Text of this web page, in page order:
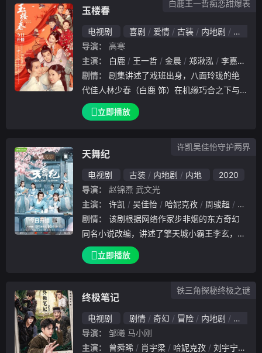
玉楼春
电视剧 喜剧 爱情 古装 内地剧
内地
导演：
高寒
主演：
白鹿 王一哲 金晨 郑湫泓 李嘉琦
剧情：
代佳人林少春（白鹿 饰）在机缘巧合之下与
当朝首辅之子孙玉楼（王一哲 饰）相爱，从
而嫁入了钟鸣鼎食的孙家。刚开始的时候，因
凭着自身
立即播放
白鹿王一哲痴恋甜爆表
天舞纪
电视剧 古装 内地剧 内地
2020
导演：
赵锦焘 武文光
主演：
许凯 吴佳怡 哈妮克孜 周骏超
李俊辰
剧情：
同名小说改编，讲述了擎天城小霸王李玄，与
背井离乡来到天启国完成使命的少女苏犹怜在
摩云书院共同学习，从欢喜冤家到互相爱慕，
新纪元的
立即播放
许凯吴佳怡守护两界
终极笔记
电视剧 剧情 奇幻 冒险 内地剧
内地
导演：
邹曦 马小刚
主演：
曾舜晞 肖宇梁 哈妮克孜 刘宇宁
铁三角探秘终极之谜